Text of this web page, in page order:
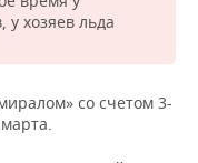
хозяев льда
со счетом 3-